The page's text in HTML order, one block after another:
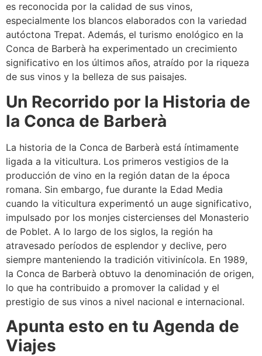
es reconocida por la calidad de sus vinos,
especialmente los blancos elaborados con la variedad
autóctona Trepat. Además, el turismo enológico en la
Conca de Barberà ha experimentado un crecimiento
significativo en los últimos años, atraído por la riqueza
de sus vinos y la belleza de sus paisajes.
Un Recorrido por la Historia de
la Conca de Barberà
La historia de la Conca de Barberà está íntimamente
ligada a la viticultura. Los primeros vestigios de la
producción de vino en la región datan de la época
romana. Sin embargo, fue durante la Edad Media
cuando la viticultura experimentó un auge significativo,
impulsado por los monjes cistercienses del Monasterio
de Poblet. A lo largo de los siglos, la región ha
atravesado períodos de esplendor y declive, pero
siempre manteniendo la tradición vitivinícola. En 1989,
la Conca de Barberà obtuvo la denominación de origen,
lo que ha contribuido a promover la calidad y el
prestigio de sus vinos a nivel nacional e internacional.
Apunta esto en tu Agenda de
Viajes